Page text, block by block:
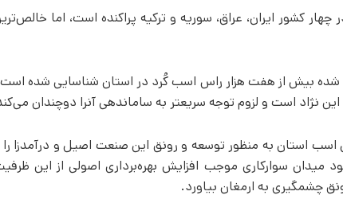
چهار کشور ایران، عراق، سوریه و ترکیه پراکنده است، اما
شده بیش از هفت هزار راس اسب کُرد در استان شناسایی شده
نژاد است و لزوم توجه سریعتر به ساماندهی آن­را دوچندان
اسب استان به منظور توسعه و رونق این صنعت اصیل و درآمدزا
میدان سوارکاری موجب افزایش بهره‌برداری اصولی از این
چشمگیری به ارمغان بیاورد.